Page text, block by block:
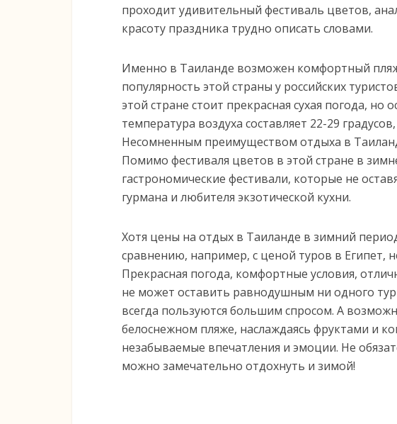
проходит удивительный фестиваль цветов,
красоту праздника трудно описать словами.
Именно в Таиланде возможен комфортный
популярность этой страны у российских
этой стране стоит прекрасная сухая погода, но
температура воздуха составляет 22-29
Несомненным преимуществом отдыха в
Помимо фестиваля цветов в этой стране в
гастрономические фестивали, которые не
гурмана и любителя экзотической кухни.
Хотя цены на отдых в Таиланде в зимний
сравнению, например, с ценой туров в Египет,
Прекрасная погода, комфортные условия,
не может оставить равнодушным ни одного
всегда пользуются большим спросом. А
белоснежном пляже, наслаждаясь фруктами и
незабываемые впечатления и эмоции. Не
можно замечательно отдохнуть и зимой!